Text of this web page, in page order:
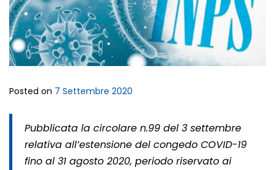
Posted on 7 Settembre 2020
Pubblicata la circolare n.99 del 3 settembre
relativa all’estensione del congedo COVID-19
fino al 31 agosto 2020, periodo riservato ai